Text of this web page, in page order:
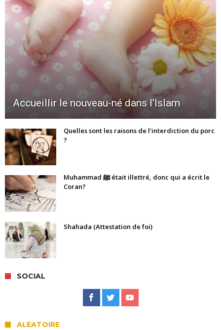
Accueillir le nouveau-né dans l’Islam
Quelles sont les raisons de l’interdiction du porc
?
Muhammad ﷺ était illettré, donc qui a écrit le
Coran?
Shahada (Attestation de foi)
SOCIAL
ALEATOIRE